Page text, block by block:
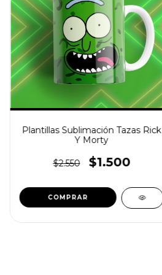
Plantillas Sublimación Tazas Rick
Y Morty
$2.550 $1.500